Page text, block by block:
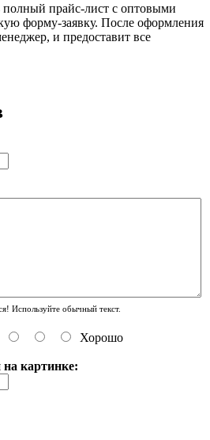
полный прайс-лист с оптовыми
форму-заявку. После оформления
и предоставит все
Используйте обычный текст.
Хорошо
картинке: